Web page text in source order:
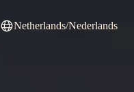
Netherlands/Nederlands